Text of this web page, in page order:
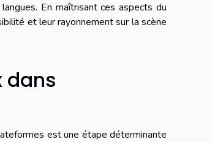
En maîtrisant ces aspects du
et leur rayonnement sur la scène
dans
est une étape déterminante